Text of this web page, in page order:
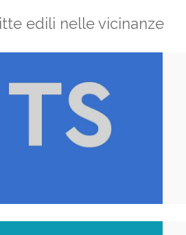
edili nelle vicinanze